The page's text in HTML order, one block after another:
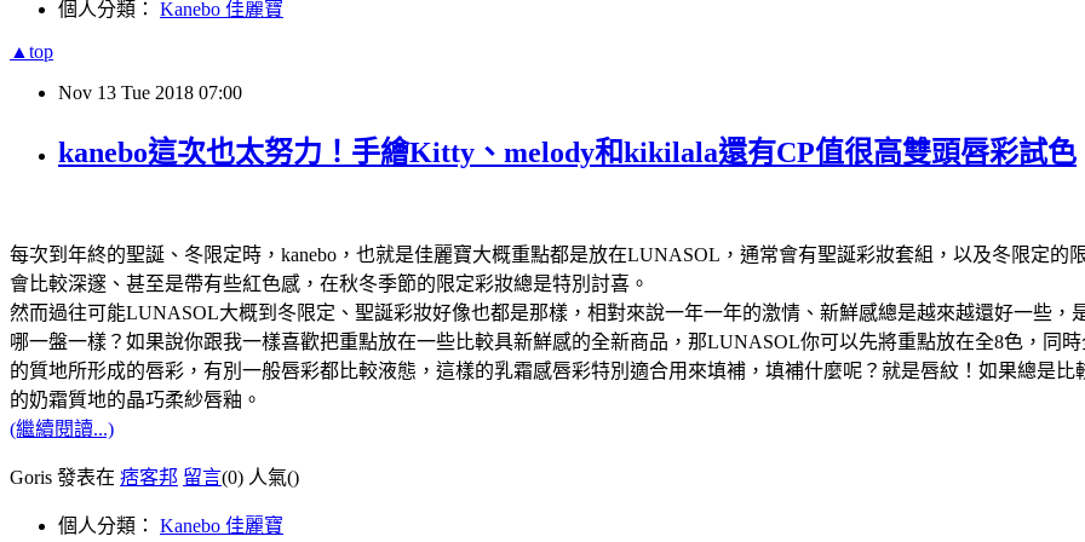
個人分類： Kanebo 佳麗寶
▲top
Nov 13 Tue 2018 07:00
kanebo這次也太努力！手繪Kitty、melody和kikilala還有CP值很高雙頭唇彩試色
每次到年終的聖誕、冬限定時，kanebo，也就是佳麗寶大概重點都是放在LUNASOL，通常會有聖誕彩妝套組，以及冬限定
會比較深邃、甚至是帶有些紅色感，在秋冬季節的限定彩妝總是特別討喜。
然而過往可能LUNASOL大概到冬限定、聖誕彩妝好像也都是那樣，相對來說一年一年的激情、新鮮感總是越來越還好一些
哪一盤一樣？如果說你跟我一樣喜歡把重點放在一些比較具新鮮感的全新商品，那LUNASOL你可以先將重點放在全8色，同
的質地所形成的唇彩，有別一般唇彩都比較液態，這樣的乳霜感唇彩特別適合用來填補，填補什麼呢？就是唇紋！如果總是
的奶霜質地的晶巧柔紗唇釉。
(繼續閱讀...)
Goris 發表在 痞客邦 留言(0) 人氣()
個人分類： Kanebo 佳麗寶